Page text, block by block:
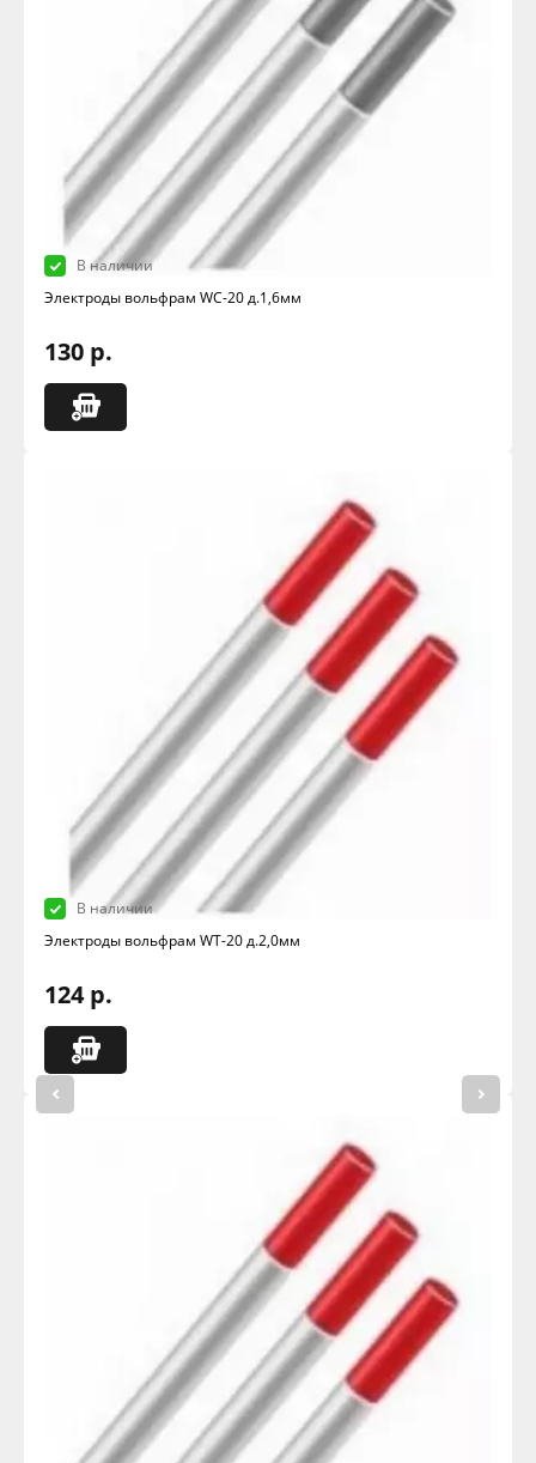
В наличии
Электроды вольфрам WC-20 д.1,6мм
130 р.
В наличии
Электроды вольфрам WТ-20 д.2,0мм
124 р.